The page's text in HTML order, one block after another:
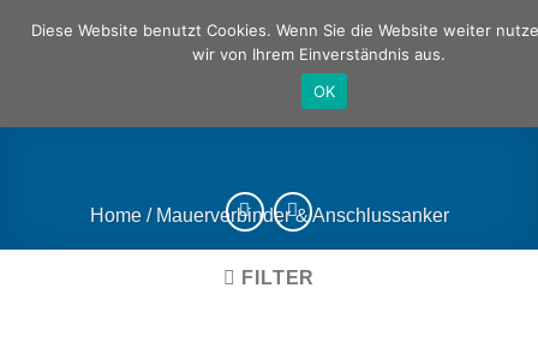
Home / Mauerverbinder & Anschlussanker
FILTER
Diese Website benutzt Cookies. Wenn Sie die Website weiter
wir von Ihrem Einverständnis aus.
OK